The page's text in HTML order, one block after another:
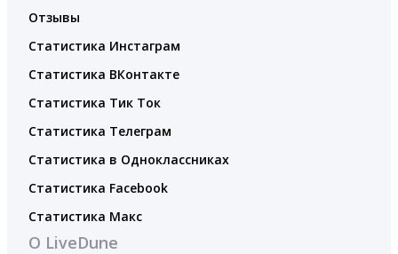
Отзывы
Статистика Инстаграм
Статистика ВКонтакте
Статистика Тик Ток
Статистика Телеграм
Статистика в Одноклассниках
Статистика Facebook
Статистика Макс
О LiveDune